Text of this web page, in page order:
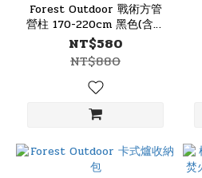
Forest Outdoor 戰術方管
營柱 170-220cm 黑色(含防
雷帽)
NT$580
NT$880